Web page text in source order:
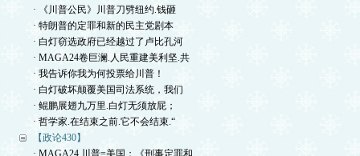
· 《川普公民》川普刀劈纽约.钱砸
· 特朗普的定罪和新的民主党剧本
· 白灯窃选政府已经越过了卢比孔河
· MAGA24卷巨澜.人民重建美利坚.共
· 我告诉你我为何投票给川普！
· 白灯破坏颠覆美国司法系统，我们
· 鲲鹏展翅九万里.白灯无须放屁；
· 哲学家.在结束之前.它不会结束.“
【政论430】
· MAGA24.川普=美国；《刑事定罪和